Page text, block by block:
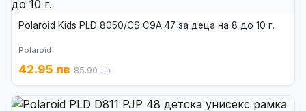
Polaroid Kids PLD 8050/CS C9A 47 за деца на 8 до 10 г.
Polaroid
42.95 лв 85.90 лв